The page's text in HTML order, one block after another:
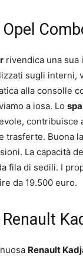
rivendica una
sugli interni,
alla consolle
a iosa. Lo
contribuisce
Buona
La capacità
fila di sedili. I
da 19.500 euro.
Renault